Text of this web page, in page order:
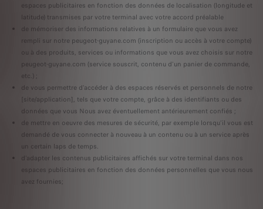
espaces publicitaires en fonction des données de localisation (longitude et
latitude) transmises par votre terminal avec votre accord préalable
de mémoriser des informations relatives à un formulaire que vous avez
rempli sur notre peugeot-guyane.com (inscription ou accès à votre compte)
ou à des produits, services ou informations que vous avez choisis sur notre
peugeot-guyane.com (service souscrit, contenu d'un panier de commande,
etc.) ;
de vous permettre d'accéder à des espaces réservés et personnels de notre
[site/application], tels que votre compte, grâce à des identifiants ou des
données que vous Nous avez éventuellement antérieurement confiés ;
de mettre en oeuvre des mesures de sécurité, par exemple lorsqu’il vous est
demandé de vous connecter à nouveau à un contenu ou à un service après
un certain laps de temps.
d'adapter les contenus publicitaires affichés sur votre terminal dans nos
espaces publicitaires en fonction des données personnelles que vous nous
avez fournies;